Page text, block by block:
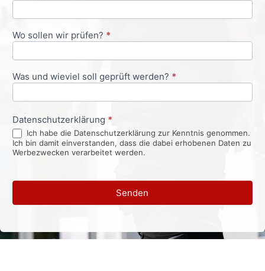
Wo sollen wir prüfen? *
Was und wieviel soll geprüft werden? *
Datenschutzerklärung *
Ich habe die Datenschutzerklärung zur Kenntnis genommen.
Ich bin damit einverstanden, dass die dabei erhobenen Daten zu
Werbezwecken verarbeitet werden.
Senden